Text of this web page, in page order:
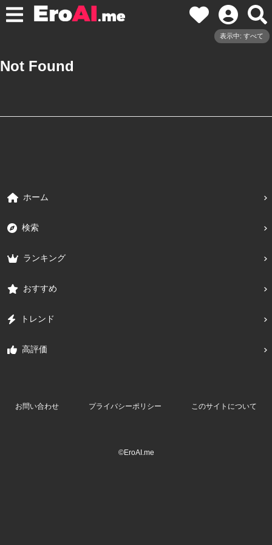
表示中: すべて
Not Found
ホーム
検索
ランキング
おすすめ
トレンド
高評価
お問い合わせ プライバシーポリシー このサイトについて
©EroAI.me